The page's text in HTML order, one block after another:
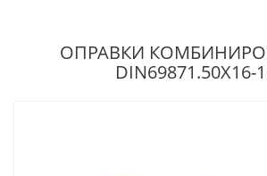
ОПРАВКИ
DIN69871.50X16-